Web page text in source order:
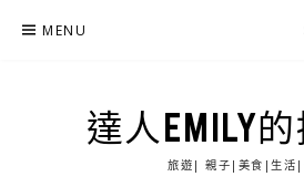
MENU
達人EMILY
旅遊| 親子|美食|生活|